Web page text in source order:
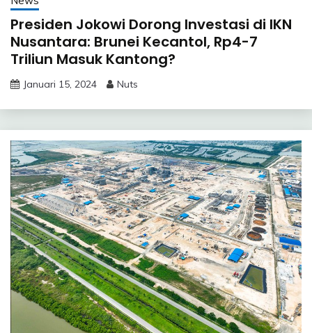
Presiden Jokowi Dorong Investasi di IKN
Nusantara: Brunei Kecantol, Rp4-7
Triliun Masuk Kantong?
Januari 15, 2024 Nuts